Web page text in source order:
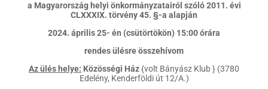
a Magyarország helyi önkormányzatairól szóló 2011. évi
CLXXXIX. törvény 45. §-a alapján
2024. április 25- én (csütörtökön) 15:00 órára
rendes ülésre összehívom
Az ülés helye: Közösségi Ház{volt Bányász Klub } (3780
Edelény, Kenderföldi út 12/A.)